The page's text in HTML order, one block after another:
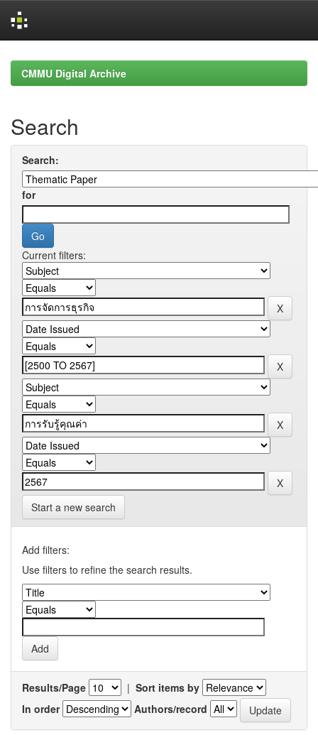
navigationCMMU Digital Archive
Search
Search:
for
Current filters:
Start a new search
Add filters:
Use filters to refine the search results.
Results/Page | Sort items by
In order
Authors/record